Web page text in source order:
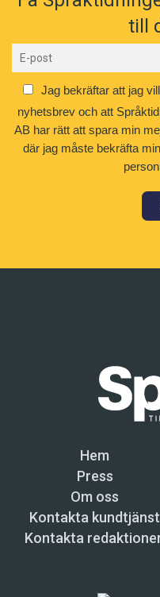
till
Jag bekräftar att jag
nyhetsbrev och att
AB har rätt att spara min
där jag måste bekräfta
Hem
Press
Om oss
Kontakta kundtjänst
Kontakta